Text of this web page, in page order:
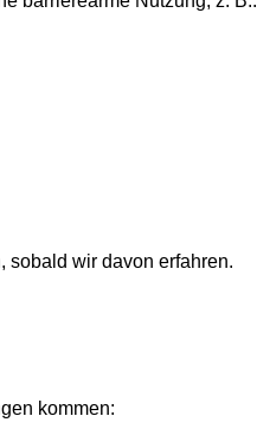
sobald wir davon erfahren.
kommen: